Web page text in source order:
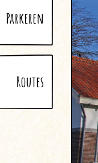
Parkeren
Routes